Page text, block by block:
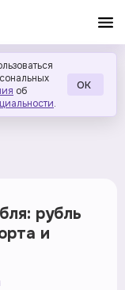
об
.
ОК
рубль
и